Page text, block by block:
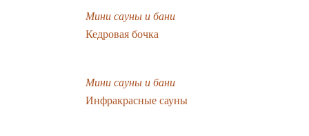
Мини сауны и бани
Кедровая бочка
Мини сауны и бани
Инфракрасные сауны